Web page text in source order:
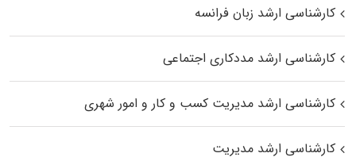
کارشناسی ارشد زبان فرانسه
کارشناسی ارشد مددکاری اجتماعی
کارشناسی ارشد مدیریت کسب و کار و امور شهری
کارشناسی ارشد مدیریت